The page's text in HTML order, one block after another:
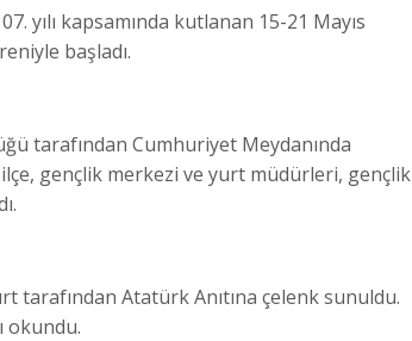
yılı kapsamında kutlanan 15-21 Mayıs
başladı.
tarafından Cumhuriyet Meydanında
gençlik merkezi ve yurt müdürleri, gençlik
tarafından Atatürk Anıtına çelenk sunuldu.
okundu.